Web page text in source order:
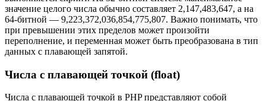
значение целого числа обычно составляет 2,147,483,647, а на
64-битной — 9,223,372,036,854,775,807. Важно понимать, что
при превышении этих пределов может произойти
переполнение, и переменная может быть преобразована в тип
данных с плавающей запятой.
Числа с плавающей точкой (float)
Числа с плавающей точкой в PHP представляют собой